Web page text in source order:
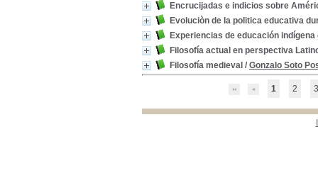
Encrucijadas e indicios sobre
Evoluciòn de la politica educativa
Experiencias de educación indígena
Filosofía actual en perspectiva
Filosofía medieval / Gonzalo Soto
1 2 3